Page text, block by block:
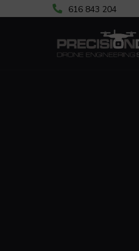
616 843 204